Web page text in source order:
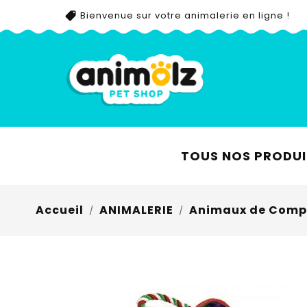
Bienvenue sur votre animalerie en ligne !
TOUS NOS
Accueil ANIMALERIE Animaux de